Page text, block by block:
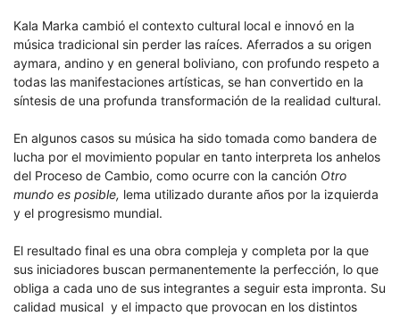
Kala Marka cambió el contexto cultural local e innovó en la
música tradicional sin perder las raíces. Aferrados a su origen
aymara, andino y en general boliviano, con profundo respeto a
todas las manifestaciones artísticas, se han convertido en la
síntesis de una profunda transformación de la realidad cultural.
En algunos casos su música ha sido tomada como bandera de
lucha por el movimiento popular en tanto interpreta los anhelos
del Proceso de Cambio, como ocurre con la canción Otro
mundo es posible, lema utilizado durante años por la izquierda
y el progresismo mundial.
El resultado final es una obra compleja y completa por la que
sus iniciadores buscan permanentemente la perfección, lo que
obliga a cada uno de sus integrantes a seguir esta impronta. Su
calidad musical y el impacto que provocan en los distintos